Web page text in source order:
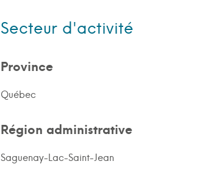
Secteur d'activité
Province
Québec
Région administrative
Saguenay-Lac-Saint-Jean